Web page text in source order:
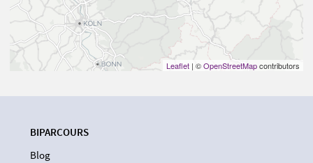
Leaflet | ©OpenStreetMapcontributors
BIPARCOURS
Blog